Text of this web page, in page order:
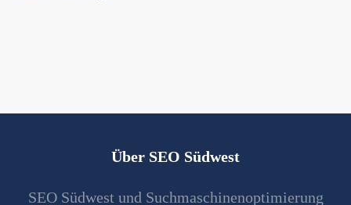
Über SEO Südwest
SEO Südwest und Suchmaschinenoptimierung